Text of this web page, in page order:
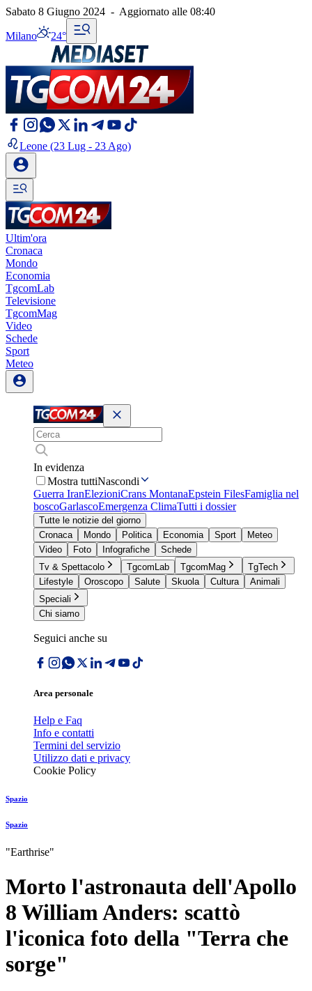
Sabato 8 Giugno 2024 - Aggiornato alle 08:40
Milano 24°
Leone (23 Lug - 23 Ago)
Ultim'ora
Cronaca
Mondo
Economia
TgcomLab
Televisione
TgcomMag
Video
Schede
Sport
Meteo
In evidenza
Mostra tuttiNascondi
Guerra IranElezioniCrans MontanaEpstein FilesFamiglia nel
boscoGarlascoEmergenza ClimaTutti i dossier
Tutte le notizie del giorno
Cronaca
Mondo Politica Economia Sport
Meteo
Video
Foto Infografiche
Schede
Tv & Spettacolo
TgcomLab TgcomMag
TgTech
Lifestyle
Oroscopo Salute Skuola Cultura
Animali
Speciali
Chi siamo
Seguici anche su
Area personale
Help e Faq
Info e contatti
Termini del servizio
Utilizzo dati e privacy
Cookie Policy
Spazio
Spazio
"Earthrise"
Morto l'astronauta dell'Apollo
8 William Anders: scattò
l'iconica foto della "Terra che
sorge"